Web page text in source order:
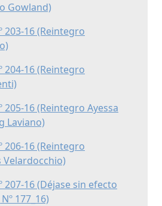
Gowland)
203-16 (Reintegro
204-16 (Reintegro
205-16 (Reintegro Ayessa
Laviano)
206-16 (Reintegro
Velardocchio)
207-16 (Déjase sin efecto
177_16)